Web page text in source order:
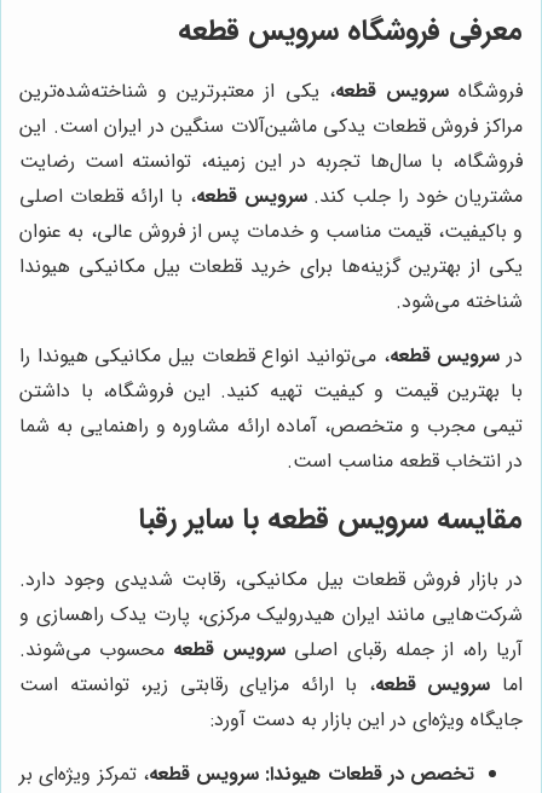
معرفی فروشگاه سرویس قطعه
فروشگاهسرویس قطعه، یکی از معتبرترین و شناخته‌شده‌ترین
مراکز فروش قطعات یدکی ماشین‌آلات سنگین در ایران است. این
فروشگاه، با سال‌ها تجربه در این زمینه، توانسته است رضایت
مشتریان خود را جلب کند.سرویس قطعه، با ارائه قطعات اصلی
و باکیفیت، قیمت مناسب و خدمات پس از فروش عالی، به عنوان
یکی از بهترین گزینه‌ها برای خرید قطعات بیل مکانیکی هیوندا
شناخته می‌شود.
در سرویس قطعه، می‌توانید انواع قطعات بیل مکانیکی هیوندا را
با بهترین قیمت و کیفیت تهیه کنید. این فروشگاه، با داشتن
تیمی مجرب و متخصص، آماده ارائه مشاوره و راهنمایی به شما
در انتخاب قطعه مناسب است.
مقایسه سرویس قطعه با سایر رقبا
در بازار فروش قطعات بیل مکانیکی، رقابت شدیدی وجود دارد.
شرکت‌هایی مانند ایران هیدرولیک مرکزی، پارت یدک راهسازی و
آریا راه، از جمله رقبای اصلی سرویس قطعه محسوب می‌شوند.
اما سرویس قطعه، با ارائه مزایای رقابتی زیر، توانسته است
جایگاه ویژه‌ای در این بازار به دست آورد:
تخصص در قطعات هیوندا: سرویس قطعه، تمرکز ویژه‌ای بر